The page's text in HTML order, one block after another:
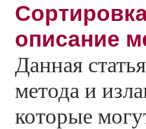
описание
Данная
метода и
которые